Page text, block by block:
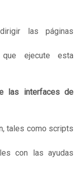
las páginas
ejecute esta
las interfaces de
tales como scripts
con las ayudas